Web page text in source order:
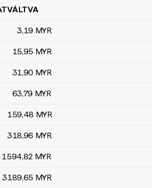
3,19 MYR
15,95 MYR
31,90 MYR
63,79 MYR
159,48 MYR
318,96 MYR
1594,82 MYR
3189,65 MYR